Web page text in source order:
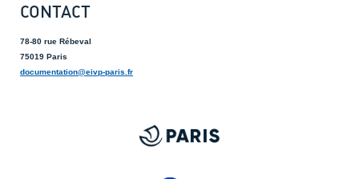
CONTACT
78-80 rue Rébeval
75019 Paris
documentation@eivp-paris.fr